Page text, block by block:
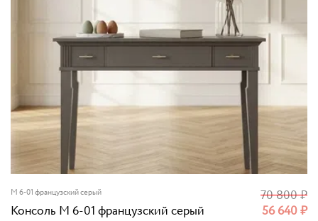
M 6-01 французский серый
Консоль M 6-01 французский серый 56 640₽
70 800₽